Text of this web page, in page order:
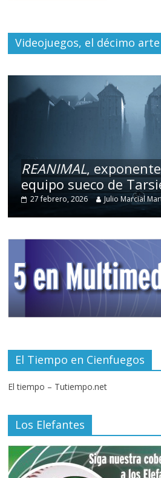
Videojuegos, el décimo arte
REANIMAL,
equipo sueco de
27 febrero, 2026 Julio Marcial
El Tiempo en Cienfuegos
El tiempo – Tutiempo.net
Los Elefantes